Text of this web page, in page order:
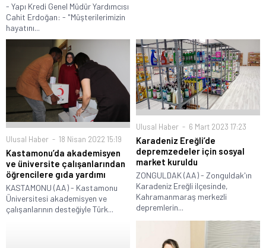
- Yapı Kredi Genel Müdür Yardımcısı
Cahit Erdoğan: - "Müşterilerimizin
hayatını...
Ulusal Haber 18 Nisan 2022 15:19
Kastamonu’da akademisyen
ve üniversite çalışanlarından
öğrencilere gıda yardımı
KASTAMONU (AA) - Kastamonu
Üniversitesi akademisyen ve
çalışanlarının desteğiyle Türk...
Ulusal Haber 6 Mart 2023 17:23
Karadeniz Ereğli’de
depremzedeler için sosyal
market kuruldu
ZONGULDAK (AA) - Zonguldak'ın
Karadeniz Ereğli ilçesinde,
Kahramanmaraş merkezli
depremlerin...